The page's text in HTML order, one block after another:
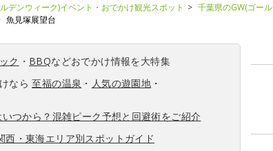
デンウィーク)イベント・おでかけ観光スポット
千葉県のGW(ゴー
魚見塚展望台
ク ・ BBQなどおでかけ情報を大特集
なら至福の温泉 ・ 人気の遊園地 ・
つから？混雑ピーク予想と回避術をご紹介
・東海エリア別スポットガイド